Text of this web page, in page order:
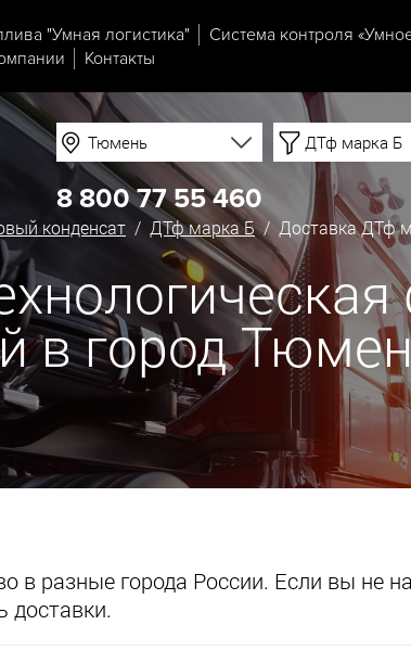
"Умная логистика" Система контроля
Контакты
Тюмень ДТф марка Б
8 800 77 55 460
конденсат / ДТф марка Б/ Доставка ДТф
в город
в разные города России. Если вы не
доставки.